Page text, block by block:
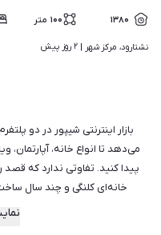
۱۳۸۰ ۱۰۰ متر
نشتارود، مرکز شهر | ۲ روز پیش
بازار اینترنتی شیپور در دو
می‌دهد تا انواع خانه، آپارتمان،
پیدا کنید. تفاوتی ندارد که قصد
خانه‌ای کلنگی و چند سال
جست‌وجو میان هزاران آگهی